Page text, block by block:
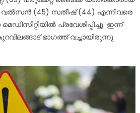
വൽസൻ (45) സതീഷ് (44) എന്നിവരെ
പ്രവേശിപ്പിച്ചു. ഇന്ന്
ഭാഗത്ത് വച്ചായിരുന്നു